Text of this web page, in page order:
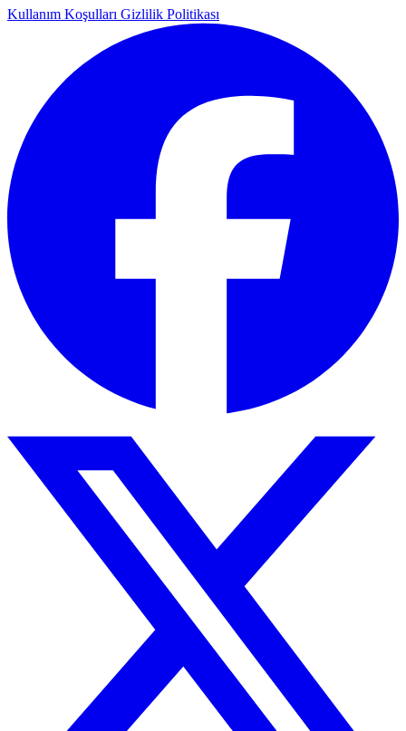
Kullanım Koşulları Gizlilik Politikası